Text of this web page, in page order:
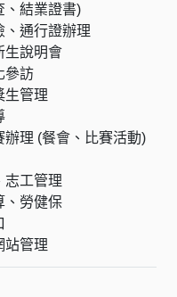
、結業證書)
、通行證辦理
生說明會
參訪
生管理
辦理 (餐會、比賽活動)
志工管理
、勞健保
站管理